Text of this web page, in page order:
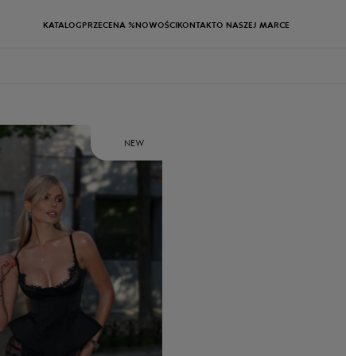
KATALOG PRZECENA %NOWOŚCIKONTAKTO NASZEJ MARCE
NEW